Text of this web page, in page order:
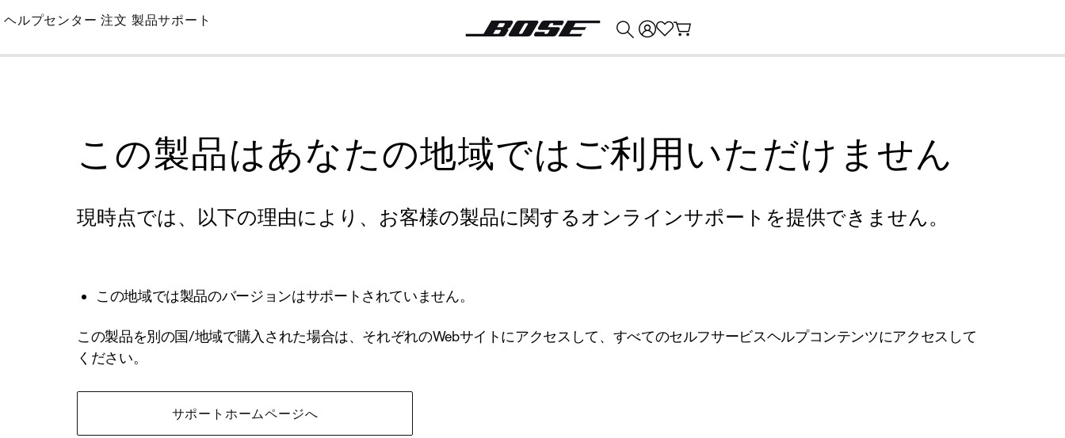
Skip
Main
ヘルプセンター 注文 製品サポート
この製品はあなたの地域ではご利用いただけません
現時点では、以下の理由により、お客様の製品に関するオンラインサポートを提供できません。
この地域では製品のバージョンはサポートされていません。
この製品を別の国/地域で購入された場合は、それぞれのWebサイトにアクセスして、すべてのセルフサービスヘルプコンテンツにアクセスして
ください。
サポートホームページへ